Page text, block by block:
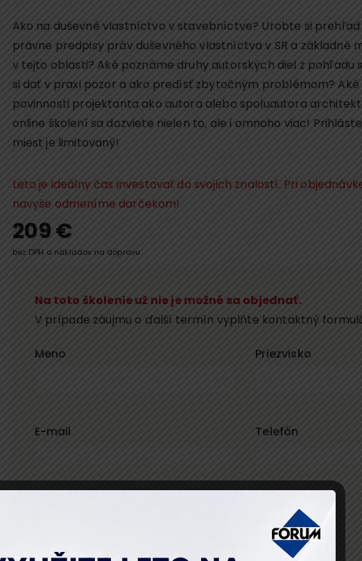
Ako na duševné vlastníctvo v stavebníctve? Urobte si prehľad
právne predpisy práv duševného vlastníctva v SR a základné
v tejto oblasti? Aké poznáme druhy autorských diel z pohľadu
si dať v praxi pozor a ako predísť zbytočným problémom? Aké
povinnosti projektanta ako autora alebo spoluautora
online školení sa dozviete nielen to, ale i omnoho viac!
miest je limitovaný!
Leto je ideálny čas investovať do svojich znalostí. Pri
navyše odmeníme darčekom!
209€
bez DPH a nákladov na dopravu.
Na toto školenie už nie je možné sa objednať.
V prípade záujmu o ďalší termín vyplňte kontaktný
Meno Priezvisko
E-mail Telefón